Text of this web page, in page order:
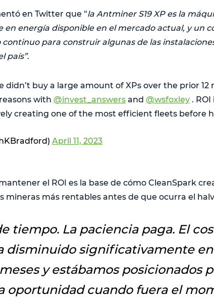
en Twitter que “la Antminer S19 XP es la
en energía disponible en el mercado actual, y un
para construir algunas de las
país”.
didn’t buy a large amount of XPs over the prior
with @invest_answers and @wsfoxley .
creating one of the most efficient fleets before
April 11, 2023
el ROI es la base de cómo CleanSpark
mineras más rentables antes de que ocurra el
tiempo. La paciencia paga. El
disminuido significativamente
y estábamos posicionados
oportunidad cuando fuera el